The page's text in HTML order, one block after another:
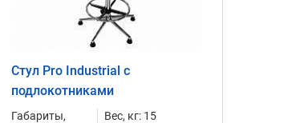
Стул Pro Industrial с
подлокотниками
Габариты,
Вес, кг: 15